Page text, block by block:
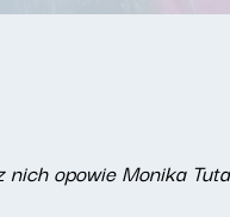
opowie Monika